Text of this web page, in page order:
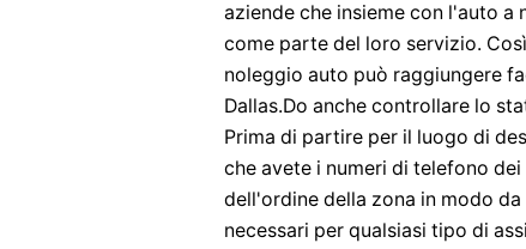
aziende che insieme con l'auto
come parte del loro servizio.
noleggio auto può raggiungere
Dallas.Do anche controllare lo
Prima di partire per il luogo di
che avete i numeri di telefono
dell'ordine della zona in modo
necessari per qualsiasi tipo di